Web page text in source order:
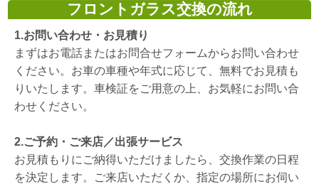
フロントガラス交換の流れ
1.お問い合わせ・お見積り
まずはお電話またはお問合せフォームからお問い合わせ
ください。お車の車種や年式に応じて、無料でお見積も
りいたします。車検証をご用意の上、お気軽にお問い合
わせください。
2.ご予約・ご来店／出張サービス
お見積もりにご納得いただけましたら、交換作業の日程
を決定します。ご来店いただくか、指定の場所にお伺い